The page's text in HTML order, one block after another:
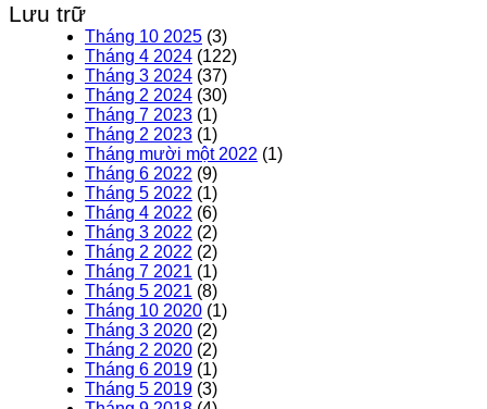
Lưu trữ
Tháng 10 2025 (3)
Tháng 4 2024 (122)
Tháng 3 2024 (37)
Tháng 2 2024 (30)
Tháng 7 2023 (1)
Tháng 2 2023 (1)
Tháng mười một 2022 (1)
Tháng 6 2022 (9)
Tháng 5 2022 (1)
Tháng 4 2022 (6)
Tháng 3 2022 (2)
Tháng 2 2022 (2)
Tháng 7 2021 (1)
Tháng 5 2021 (8)
Tháng 10 2020 (1)
Tháng 3 2020 (2)
Tháng 2 2020 (2)
Tháng 6 2019 (1)
Tháng 5 2019 (3)